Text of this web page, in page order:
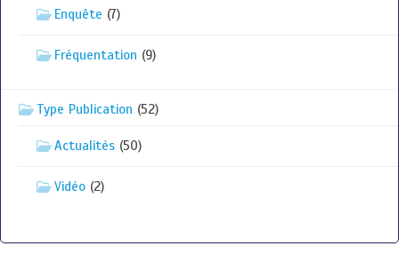
Enquête (7)
Fréquentation (9)
Type Publication (52)
Actualités (50)
Vidéo (2)